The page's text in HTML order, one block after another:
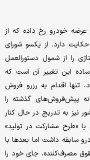
عرضه خودرو رخ داده که از
دارد. از یکسو شورای
را از شمول دستورالعمل
این تغییر آن است که
تنها اقدام به رزرو فروش
پیش‌فروش‌های گذشته را
نیز به تدریج در حال کنار
«طرح مشارکت در تولید»
سابقه داشت اما بعدها با
مصرف‌کننده، جای خود را